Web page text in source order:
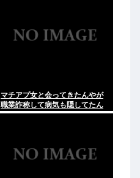
マチアプ女と会ってきたんやが
職業詐称して病気も隠してたん
やが